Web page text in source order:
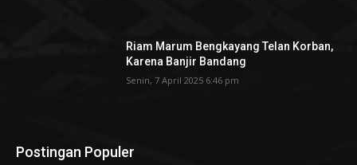
Riam Marum Bengkayang Telan Korban,
Karena Banjir Bandang
Senin, 7 April 2025 6:46 pm
Postingan Populer